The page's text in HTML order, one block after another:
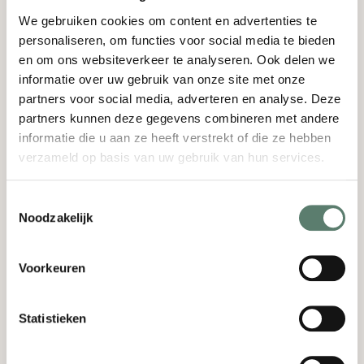
We gebruiken cookies om content en advertenties te
personaliseren, om functies voor social media te bieden
en om ons websiteverkeer te analyseren. Ook delen we
informatie over uw gebruik van onze site met onze
partners voor social media, adverteren en analyse. Deze
partners kunnen deze gegevens combineren met andere
informatie die u aan ze heeft verstrekt of die ze hebben
verzameld op basis van uw gebruik van hun services.
Noodzakelijk
Voorkeuren
Statistieken
dan voor een proeverij van de chef. Je hebt
keuze uit een 3-gangen, 4-gangen, 5-gangen of
6-gangen menu vol heerlijke gerechten speciaal
samengesteld door de chef. Nieuwsgierig
geworden? Reserveer directeen plekje in ons
restaurant in Oirschot!
Reserveer bij Brasserie Jacob V
en geniet van een heerlijke
middag of avond